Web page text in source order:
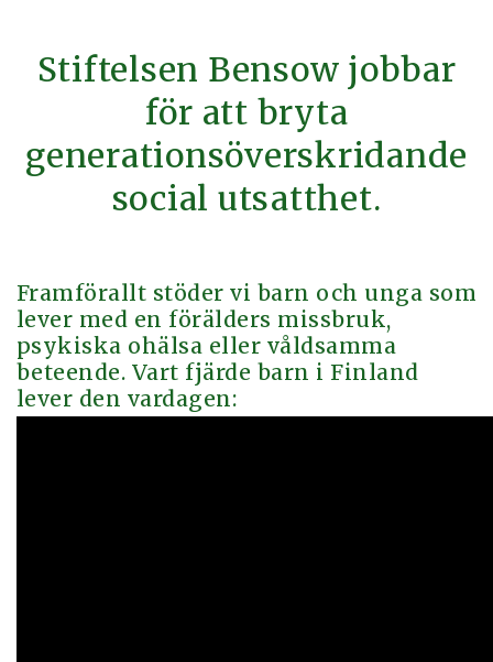
Stiftelsen Bensow jobbar
för att bryta
generationsöverskridande
social utsatthet.
Framförallt stöder vi barn och unga som
lever med en förälders missbruk,
psykiska ohälsa eller våldsamma
beteende. Vart fjärde barn i Finland
lever den vardagen: